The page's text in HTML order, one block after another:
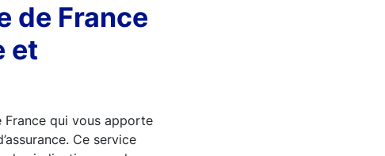
de France
et
France qui vous apporte
Ce service